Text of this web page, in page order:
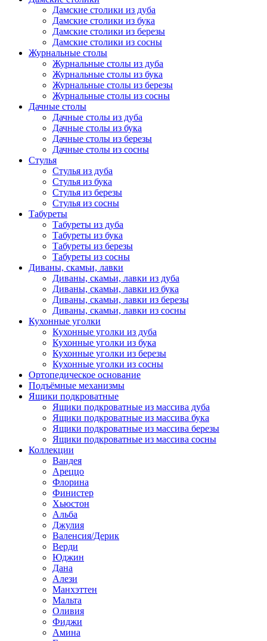
Дамские столики из дуба
Дамские столики из бука
Дамские столики из березы
Дамские столики из сосны
Журнальные столы
Журнальные столы из дуба
Журнальные столы из бука
Журнальные столы из березы
Журнальные столы из сосны
Дачные столы
Дачные столы из дуба
Дачные столы из бука
Дачные столы из березы
Дачные столы из сосны
Стулья
Стулья из дуба
Стулья из бука
Стулья из березы
Стулья из сосны
Табуреты
Табуреты из дуба
Табуреты из бука
Табуреты из березы
Табуреты из сосны
Диваны, скамьи, лавки
Диваны, скамьи, лавки из дуба
Диваны, скамьи, лавки из бука
Диваны, скамьи, лавки из березы
Диваны, скамьи, лавки из сосны
Кухонные уголки
Кухонные уголки из дуба
Кухонные уголки из бука
Кухонные уголки из березы
Кухонные уголки из сосны
Ортопедическое основание
Подъёмные механизмы
Ящики подкроватные
Ящики подкроватные из массива дуба
Ящики подкроватные из массива бука
Ящики подкроватные из массива березы
Ящики подкроватные из массива сосны
Коллекции
Вандея
Ареццо
Флорина
Финистер
Хьюстон
Альба
Джулия
Валенсия/Дерик
Верди
Юджин
Дана
Алези
Манхэттен
Мальта
Оливия
Фиджи
Амина